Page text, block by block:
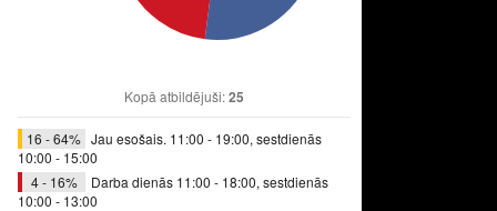
Kopā atbildējuši:25
16 - 64% Jau esošais. 11:00 - 19:00, sestdienās
10:00 - 15:00
4 - 16%
Darba dienās 11:00 - 18:00, sestdienās
10:00 - 13:00